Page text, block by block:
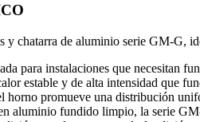
y chatarra de aluminio serie GM‑G,
para instalaciones que necesitan
estable y de alta intensidad que
horno promueve una distribución
aluminio fundido limpio, la serie